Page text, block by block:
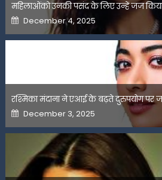
महिलाओंको उनकी पसंद के लिए उन्हें जज
Posted
on
December 4, 2025
रश्मिका मंदाना ने एआई के बढ़ते दुरुपयोग पर
Posted
on
December 3, 2025